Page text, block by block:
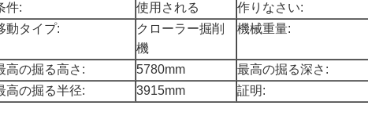
件:
使用される 作りなさい:
動タイプ:
クローラー掘削
機
機械重量:
高の掘る高さ: 5780mm 最高の掘る深さ:
高の掘る半径:
3915mm 証明: